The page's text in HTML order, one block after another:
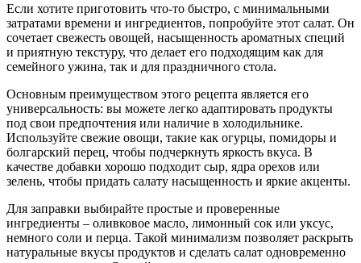
Если хотите приготовить что-то быстро, с минимальными
затратами времени и ингредиентов, попробуйте этот салат. Он
сочетает свежесть овощей, насыщенность ароматных специй
и приятную текстуру, что делает его подходящим как для
семейного ужина, так и для праздничного стола.
Основным преимуществом этого рецепта является его
универсальность: вы можете легко адаптировать продукты
под свои предпочтения или наличие в холодильнике.
Используйте свежие овощи, такие как огурцы, помидоры и
болгарский перец, чтобы подчеркнуть яркость вкуса. В
качестве добавки хорошо подходит сыр, ядра орехов или
зелень, чтобы придать салату насыщенность и яркие акценты.
Для заправки выбирайте простые и проверенные
ингредиенты – оливковое масло, лимонный сок или уксус,
немного соли и перца. Такой минимализм позволяет раскрыть
натуральные вкусы продуктов и сделать салат одновременно